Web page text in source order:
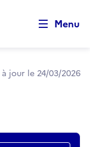
Menu
à jour le 24/03/2026